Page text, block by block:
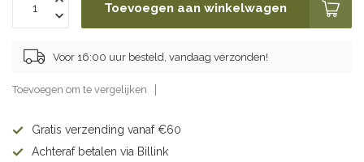
Toevoegen aan winkelwagen
Voor 16:00 uur besteld, vandaag verzonden!
Toevoegen om te vergelijken
Gratis verzending vanaf €60
Achteraf betalen via Billink